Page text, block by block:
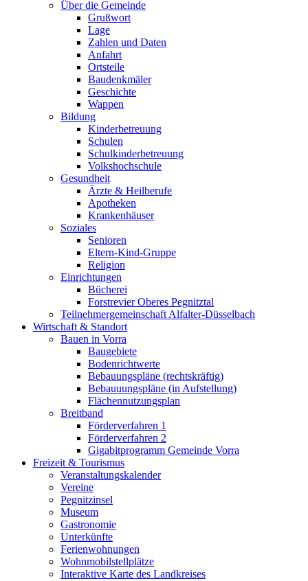
Über die Gemeinde
Grußwort
Lage
Zahlen und Daten
Anfahrt
Ortsteile
Baudenkmäler
Geschichte
Wappen
Bildung
Kinderbetreuung
Schulen
Schulkinderbetreuung
Volkshochschule
Gesundheit
Ärzte & Heilberufe
Apotheken
Krankenhäuser
Soziales
Senioren
Eltern-Kind-Gruppe
Religion
Einrichtungen
Bücherei
Forstrevier Oberes Pegnitztal
Teilnehmergemeinschaft Alfalter-Düsselbach
Wirtschaft & Standort
Bauen in Vorra
Baugebiete
Bodenrichtwerte
Bebauungspläne (rechtskräftig)
Bebauuungspläne (in Aufstellung)
Flächennutzungsplan
Breitband
Förderverfahren 1
Förderverfahren 2
Gigabitprogramm Gemeinde Vorra
Freizeit & Tourismus
Veranstaltungskalender
Vereine
Pegnitzinsel
Museum
Gastronomie
Unterkünfte
Ferienwohnungen
Wohnmobilstellplätze
Interaktive Karte des Landkreises